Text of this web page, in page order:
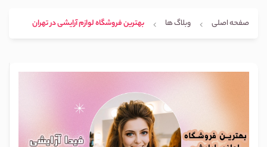
صفحه اصلی وبلاگ ها بهترین فروشگاه لوازم آرایشی در تهران